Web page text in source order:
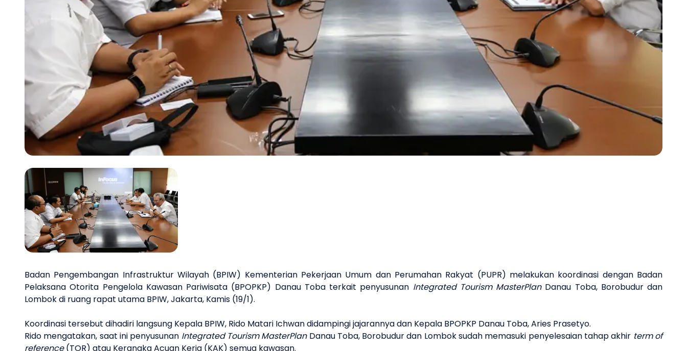
Previous slide
Badan Pengembangan Infrastruktur Wilayah (BPIW) Kementerian Pekerjaan Umum dan Perumahan Rakyat (PUPR) melakukan koordinasi dengan Badan
Pelaksana Otorita Pengelola Kawasan Pariwisata (BPOPKP) Danau Toba terkait penyusunan Integrated Tourism MasterPlanDanau Toba, Borobudur dan
Lombok di ruang rapat utama BPIW, Jakarta, Kamis (19/1).
Koordinasi tersebut dihadiri langsung Kepala BPIW, Rido Matari Ichwan didampingi jajarannya dan Kepala BPOPKP Danau Toba, Aries Prasetyo.
Rido mengatakan, saat ini penyusunan Integrated Tourism MasterPlanDanau Toba, Borobudur dan Lombok sudah memasuki penyelesaian tahap akhir term of
reference(TOR) atau Kerangka Acuan Kerja (KAK) semua kawasan.